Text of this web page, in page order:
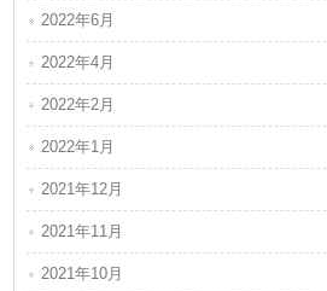
2022年6月
2022年4月
2022年2月
2022年1月
2021年12月
2021年11月
2021年10月